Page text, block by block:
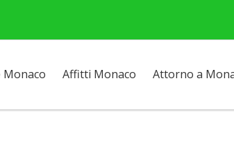
Monaco Affitti Monaco Attorno a